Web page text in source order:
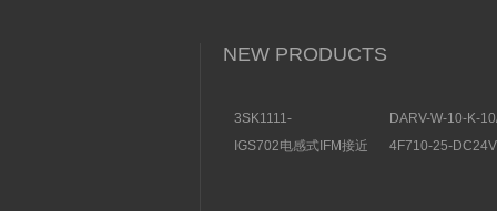
NEW PRODUCTS
3SK1111-
关特点及功能
DARV-W-10-K-
构分析
IGS702电感式IFM接近
4F710-25-